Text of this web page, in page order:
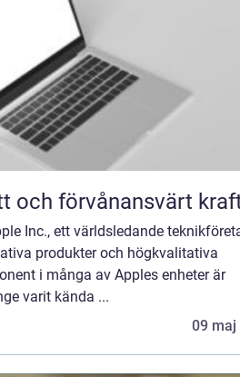
tunn, lätt och förvånansvärt
Inc., ett världsledande
produkter och högkvalitativa
i många av Apples enheter är
varit kända ...
09 maj